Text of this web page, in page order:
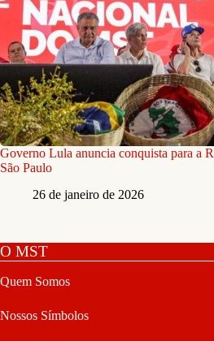
Governo Lula anuncia conquista para a
São Paulo
26 de janeiro de 2026
O MST
Quem Somos
Nossos Símbolos